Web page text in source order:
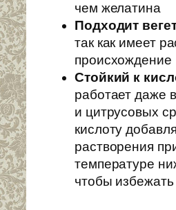
чем желатина
Подходит
так как имеет
происхождение
Стойкий к
работает даже
и цитрусовых
кислоту
растворения
температуре
чтобы